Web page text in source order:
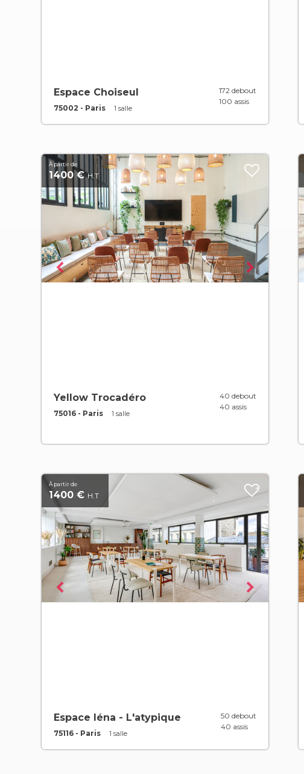
Espace Choiseul
75002 - Paris 1 salle
172 debout
100 assis
À partir de
1400 €H.T
Yellow Trocadéro
75016 - Paris 1 salle
40 debout
40 assis
À partir de
1400 € H.T
Espace Iéna - L'atypique
75116 - Paris 1 salle
50 debout
40 assis